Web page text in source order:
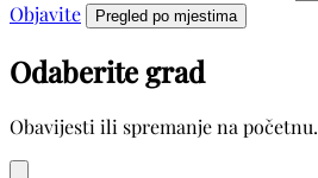
Objavite
Pregled po mjestima
Odaberite grad
Obavijesti ili spremanje na početnu.